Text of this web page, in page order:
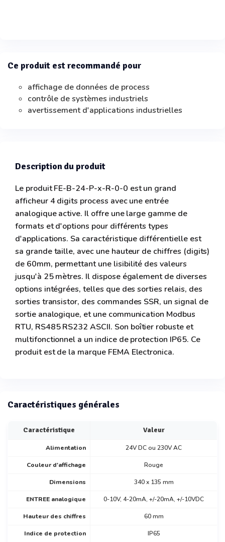
Ce produit est recommandé pour
affichage de données de process
contrôle de systèmes industriels
avertissement d'applications industrielles
Description du produit
Le produit FE-B-24-P-x-R-0-0 est un grand
afficheur 4 digits process avec une entrée
analogique active. Il offre une large gamme de
formats et d'options pour différents types
d'applications. Sa caractéristique différentielle est
sa grande taille, avec une hauteur de chiffres (digits)
de 60mm, permettant une lisibilité des valeurs
jusqu'à 25 mètres. Il dispose également de diverses
options intégrées, telles que des sorties relais, des
sorties transistor, des commandes SSR, un signal de
sortie analogique, et une communication Modbus
RTU, RS485 RS232 ASCII. Son boîtier robuste et
multifonctionnel a un indice de protection IP65. Ce
produit est de la marque FEMA Electronica.
Caractéristiques générales
Caractéristique Valeur
Alimentation 24V DC ou 230V AC
Couleur d'affichage Rouge
Dimensions 340 x 135 mm
ENTREE analogique 0-10V, 4-20mA, +/-20mA, +/-10VDC
Hauteur des chiffres 60 mm
Indice de protection IP65